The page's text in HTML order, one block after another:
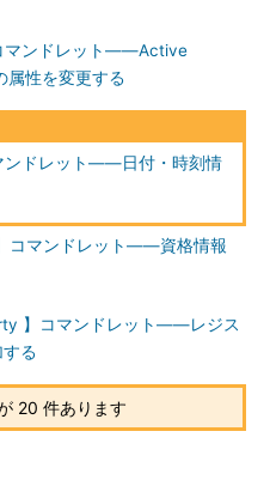
マンドレット――Active
属性を変更する
ンドレット――日付・時刻情
コマンドレット――資格情報
】コマンドレット――レジス
する
20 件あります